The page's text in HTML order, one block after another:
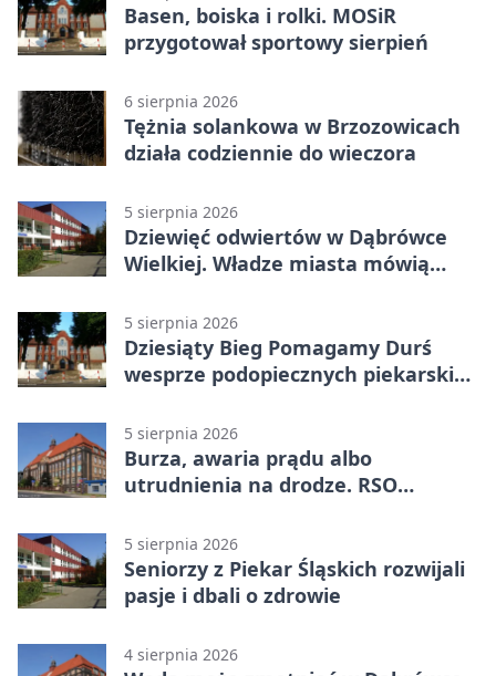
Basen, boiska i rolki. MOSiR
przygotował sportowy sierpień
6 sierpnia 2026
Tężnia solankowa w Brzozowicach
działa codziennie do wieczora
5 sierpnia 2026
Dziewięć odwiertów w Dąbrówce
Wielkiej. Władze miasta mówią
5 sierpnia 2026
Dziesiąty Bieg Pomagamy Durś
wesprze podopiecznych piekarskich
5 sierpnia 2026
Burza, awaria prądu albo
utrudnienia na drodze. RSO
5 sierpnia 2026
Seniorzy z Piekar Śląskich rozwijali
pasje i dbali o zdrowie
4 sierpnia 2026